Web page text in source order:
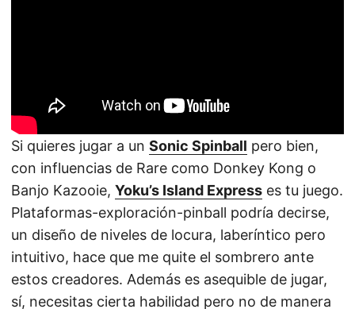
Si quieres jugar a un Sonic Spinball pero bien,
con influencias de Rare como Donkey Kong o
Banjo Kazooie, Yoku’s Island Express es tu juego.
Plataformas-exploración-pinball podría decirse,
un diseño de niveles de locura, laberíntico pero
intuitivo, hace que me quite el sombrero ante
estos creadores. Además es asequible de jugar,
sí, necesitas cierta habilidad pero no de manera